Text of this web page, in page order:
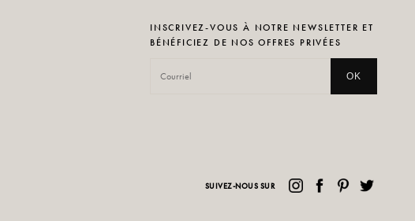
INSCRIVEZ-VOUS À NOTRE NEWSLETTER ET
BÉNÉFICIEZ DE NOS OFFRES PRIVÉES
OK
SUIVEZ-NOUS SUR